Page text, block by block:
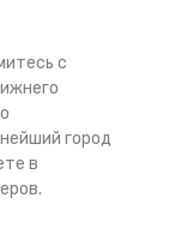
с
город
в